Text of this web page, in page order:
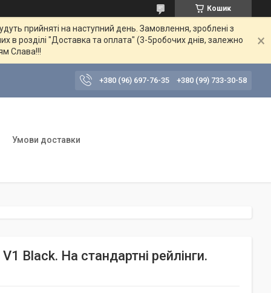
Кошик
прийняті на наступний день. Замовлення, зроблені з
в розділі "Доставка та оплата" (3-5робочих днів, залежно
Слава!!!
+380 (96) 697-76-35 +380 (99) 733-30-58
Умови доставки
Black. На стандартні рейлінги.